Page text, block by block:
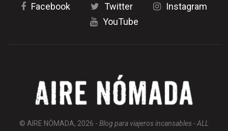
Facebook Twitter
Instagram
YouTube
© AIRE NÓMADA, 2026 - Blog para viajeros incansables - ALL